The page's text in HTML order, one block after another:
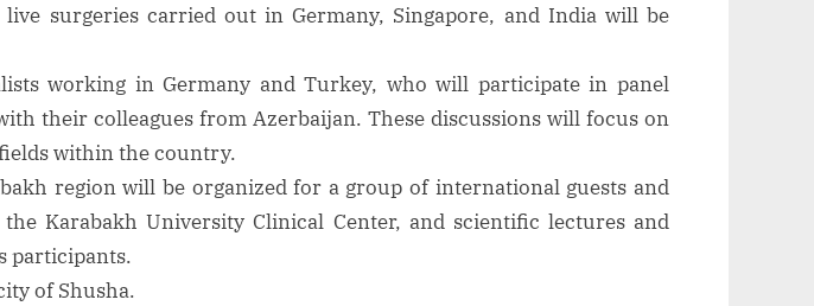
menu
Toggle
sub-
menu
Toggle
sub-
menu
surgeries carried out in Germany, Singapore, and India will be
working in Germany and Turkey, who will participate in panel
their colleagues from Azerbaijan. These discussions will focus on
within the country.
region will be organized for a group of international guests and
Karabakh University Clinical Center, and scientific lectures and
participants.
of Shusha.